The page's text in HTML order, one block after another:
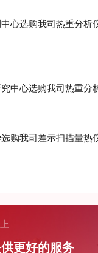
心选购我司热重分析
中心选购我司热重分
选购我司差示扫描量热
更好的服务